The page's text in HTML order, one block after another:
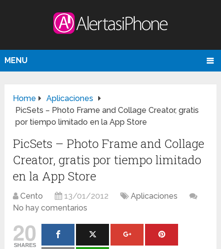
MENU
Home
Aplicaciones
PicSets – Photo Frame and Collage Creator, gratis
por tiempo limitado en la App Store
PicSets – Photo Frame and Collage
Creator, gratis por tiempo limitado
en la App Store
Cento 13/01/2012
Aplicaciones
No hay comentarios
20
SHARES